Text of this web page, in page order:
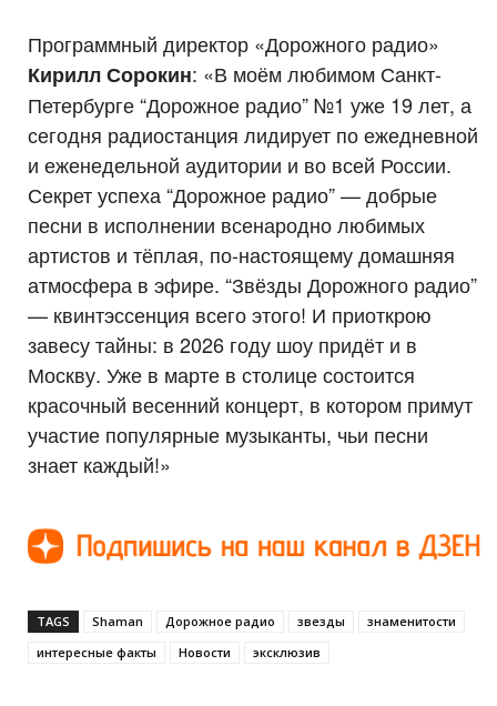
Программный директор «Дорожного радио»
Кирилл Сорокин: «В моём любимом Санкт-
Петербурге “Дорожное радио” №1 уже 19 лет, а
сегодня радиостанция лидирует по ежедневной
и еженедельной аудитории и во всей России.
Секрет успеха “Дорожное радио” — добрые
песни в исполнении всенародно любимых
артистов и тёплая, по-настоящему домашняя
атмосфера в эфире. “Звёзды Дорожного радио”
— квинтэссенция всего этого! И приоткрою
завесу тайны: в 2026 году шоу придёт и в
Москву. Уже в марте в столице состоится
красочный весенний концерт, в котором примут
участие популярные музыканты, чьи песни
знает каждый!»
TAGS Shaman Дорожное радио звезды
знаменитости
интересные факты
Новости эксклюзив